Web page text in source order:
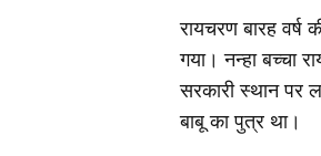
रायचरण बारह
गया। नन्हा बच्‍चा
सरकारी स्थान पर
बाबू का पुत्र था।